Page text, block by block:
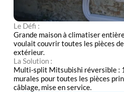
Le Défi :
Grande maison à climatiser
voulait couvrir toutes les pièces
extérieur.
La Solution :
Multi-split Mitsubishi réversible :
murales pour toutes les pièces
câblage, mise en service.